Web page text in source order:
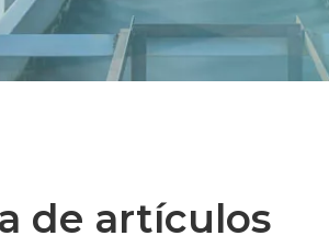
de artículos